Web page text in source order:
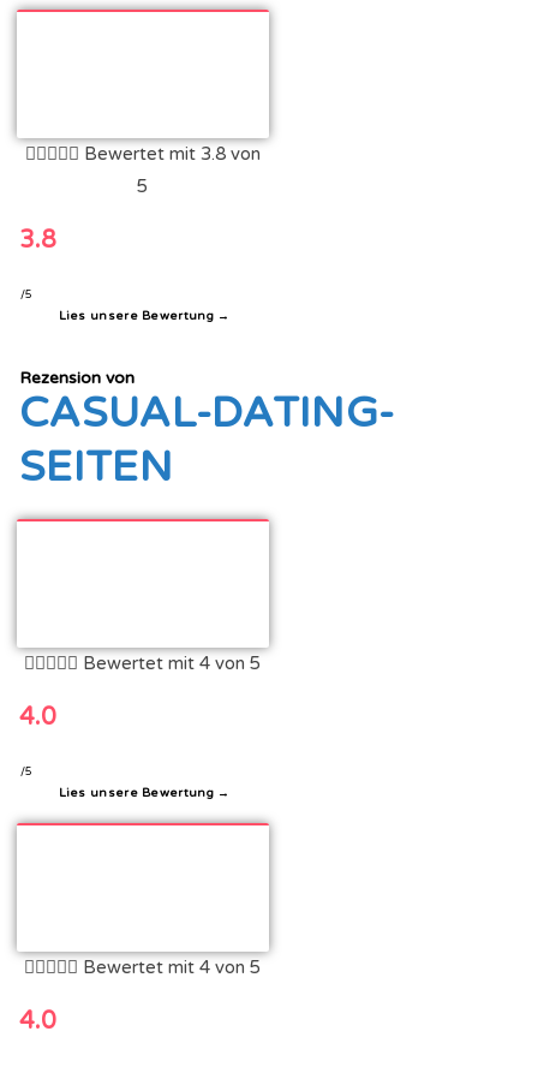
 Bewertet mit 3.8 von
5
3.8
/5
Lies unsere Bewertung →
Rezension von
CASUAL-DATING-
SEITEN
 Bewertet mit 4 von 5
4.0
/5
Lies unsere Bewertung →
 Bewertet mit 4 von 5
4.0